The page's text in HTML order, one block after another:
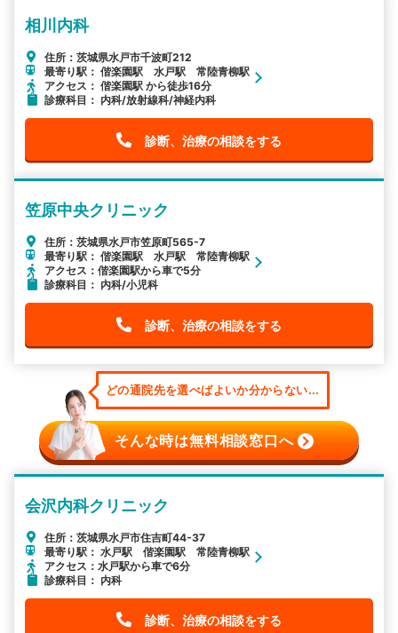
相川内科
住所：茨城県水戸市千波町212
最寄り駅： 偕楽園駅 水戸駅 常陸青柳駅
アクセス： 偕楽園駅 から徒歩16分
診療科目： 内科/放射線科/神経内科
診断、治療の相談をする
笠原中央クリニック
住所：茨城県水戸市笠原町565-7
最寄り駅： 偕楽園駅 水戸駅 常陸青柳駅
アクセス：偕楽園駅から車で5分
診療科目： 内科/小児科
診断、治療の相談をする
どの通院先を選べばよいか分からない...
そんな時は無料相談窓口へ
会沢内科クリニック
住所：茨城県水戸市住吉町44-37
最寄り駅： 水戸駅 偕楽園駅 常陸青柳駅
アクセス：水戸駅から車で6分
診療科目： 内科
診断、治療の相談をする